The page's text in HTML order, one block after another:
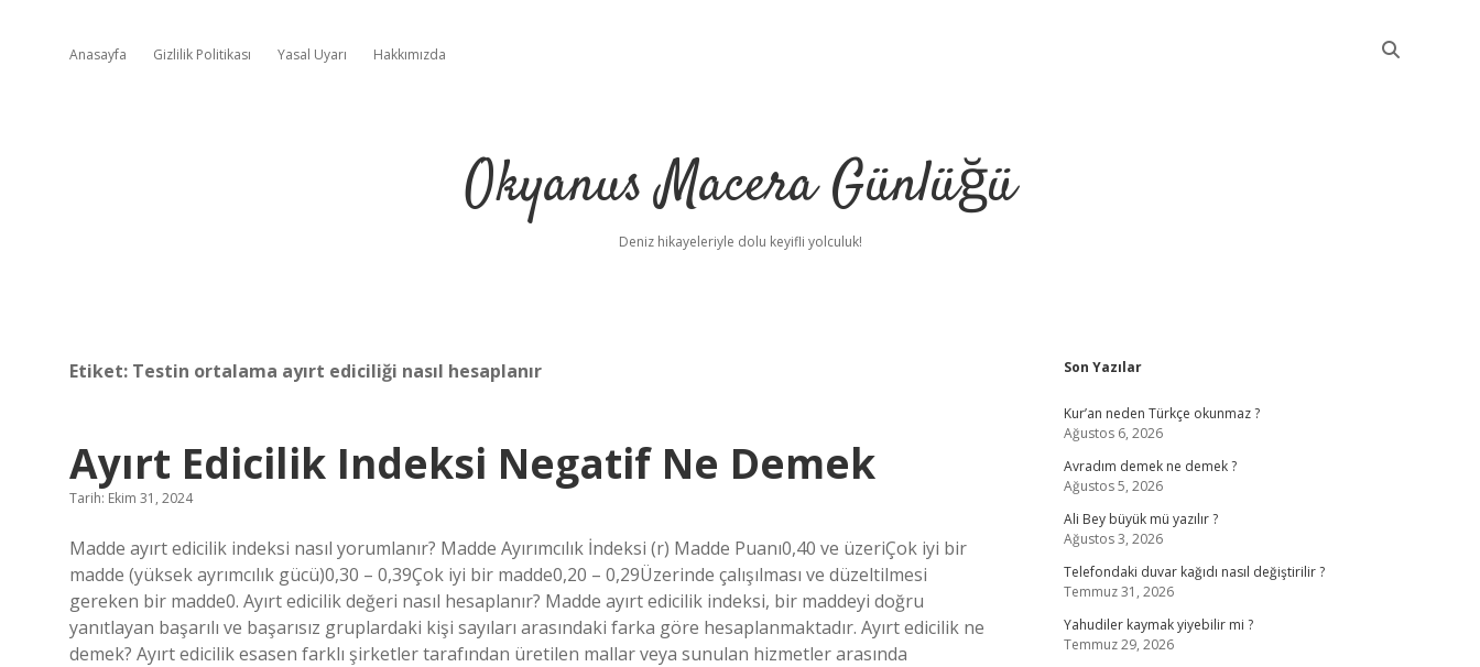
Anasayfa Gizlilik Politikası Yasal Uyarı Hakkımızda
Okyanus Macera Günlüğü
Deniz hikayeleriyle dolu keyifli yolculuk!
Etiket: Testin ortalama ayırt ediciliği nasıl hesaplanır
Ayırt Edicilik Indeksi Negatif Ne Demek
Tarih: Ekim 31, 2024
Madde ayırt edicilik indeksi nasıl yorumlanır? Madde Ayırımcılık İndeksi (r) Madde Puanı0,40 ve üzeriÇok iyi bir
madde (yüksek ayrımcılık gücü)0,30 – 0,39Çok iyi bir madde0,20 – 0,29Üzerinde çalışılması ve düzeltilmesi
gereken bir madde0. Ayırt edicilik değeri nasıl hesaplanır? Madde ayırt edicilik indeksi, bir maddeyi doğru
yanıtlayan başarılı ve başarısız gruplardaki kişi sayıları arasındaki farka göre hesaplanmaktadır. Ayırt edicilik ne
demek? Ayırt edicilik esasen farklı şirketler tarafından üretilen mallar veya sunulan hizmetler arasında
Sidebar
Son Yazılar
Kur’an neden Türkçe okunmaz ?
Ağustos 6, 2026
Avradım demek ne demek ?
Ağustos 5, 2026
Ali Bey büyük mü yazılır ?
Ağustos 3, 2026
Telefondaki duvar kağıdı nasıl değiştirilir ?
Temmuz 31, 2026
Yahudiler kaymak yiyebilir mi ?
Temmuz 29, 2026